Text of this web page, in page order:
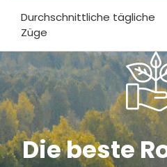
Durchschnittliche tägliche
Züge
Die beste